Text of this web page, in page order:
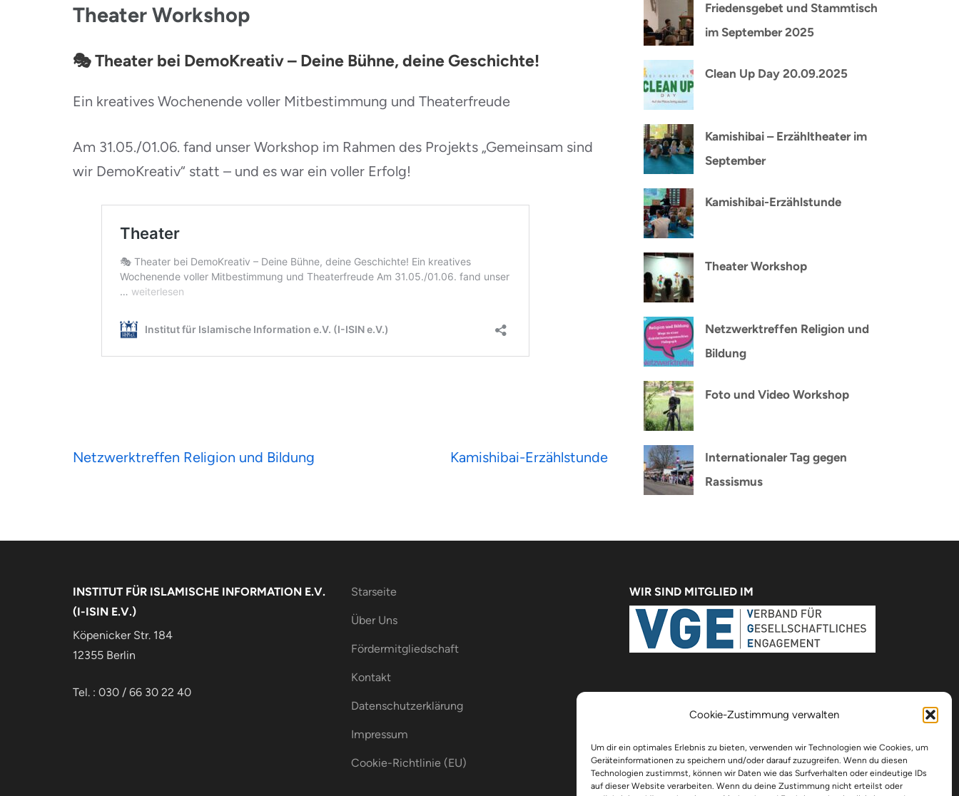
Cookie-Zustimmung verwalten
Um dir ein optimales Erlebnis zu bieten, verwenden wir Technologien wie Cookies, um
Geräteinformationen zu speichern und/oder darauf zuzugreifen. Wenn du diesen
Technologien zustimmst, können wir Daten wie das Surfverhalten oder eindeutige IDs
auf dieser Website verarbeiten. Wenn du deine Zustimmung nicht erteilst oder
Theater Workshop
🎭 Theater bei DemoKreativ – Deine Bühne, deine Geschichte!
Ein kreatives Wochenende voller Mitbestimmung und Theaterfreude
Am 31.05./01.06. fand unser Workshop im Rahmen des Projekts „Gemeinsam sind
wir DemoKreativ“ statt – und es war ein voller Erfolg!
Beitragsnavigation
Netzwerktreffen Religion und Bildung Kamishibai-Erzählstunde
Friedensgebet und Stammtisch
im September 2025
Clean Up Day 20.09.2025
Kamishibai – Erzähltheater im
September
Kamishibai-Erzählstunde
Theater Workshop
Netzwerktreffen Religion und
Bildung
Foto und Video Workshop
Internationaler Tag gegen
Rassismus
INSTITUT FÜR ISLAMISCHE INFORMATION E.V.
(I-ISIN E.V.)
Köpenicker Str. 184
12355 Berlin
Tel. : 030 / 66 30 22 40
Starseite
Über Uns
Fördermitgliedschaft
Kontakt
Datenschutzerklärung
Impressum
Cookie-Richtlinie (EU)
WIR SIND MITGLIED IM